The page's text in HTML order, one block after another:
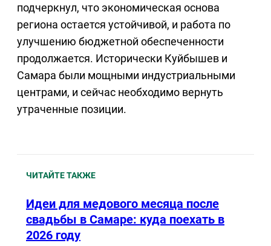
подчеркнул, что экономическая основа
региона остается устойчивой, и работа по
улучшению бюджетной обеспеченности
продолжается. Исторически Куйбышев и
Самара были мощными индустриальными
центрами, и сейчас необходимо вернуть
утраченные позиции.
ЧИТАЙТЕ ТАКЖЕ
Идеи для медового месяца после
свадьбы в Самаре: куда поехать в
2026 году